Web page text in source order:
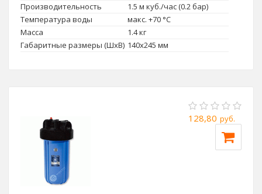
Производительность
1.5 м куб./час (0.2 бар)
Температура воды
макс. +70 °C
Масса
1.4 кг
Габаритные размеры (ШxВ) 140x245 мм
128,80 руб.